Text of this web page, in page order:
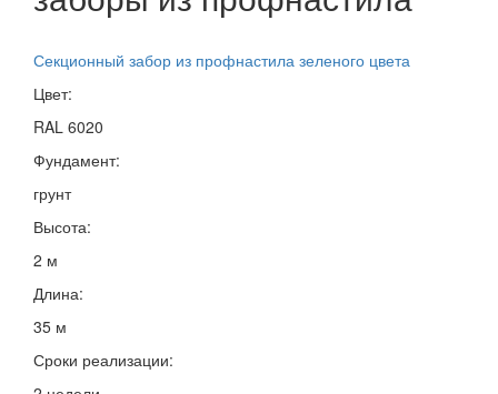
Секционный забор из профнастила зеленого цвета
Цвет:
RAL 6020
Фундамент:
грунт
Высота:
2 м
Длина:
35 м
Сроки реализации: